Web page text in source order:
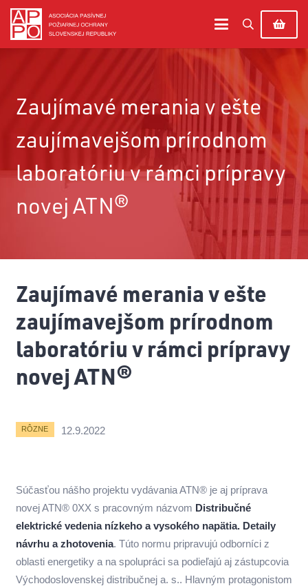
Zaujímavé merania v ešte
zaujímavejšom prírodnom
laboratóriu v rámci prípravy
novej ATN®
Zaujímavé merania v ešte
zaujímavejšom prírodnom
laboratóriu v rámci prípravy
novej ATN®
RÔZNE 12.9.2022
Súčasťou nášho projektu vydávania ATN® je aj príprava
novej ATN® 0XX s pracovným názvom Distribučné
elektrické vedenia nízkeho a vysokého napätia. Detaily
návrhu a zhotovenia. Túto normu pripravujú odborníci z
oblasti energetiky a na spolupráci sa podieľajú aj zástupcovia
Východoslovenskej distribučnej a. s.. Hlavným protagonistom